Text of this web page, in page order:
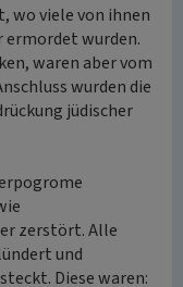
viele von ihnen
ermordet wurden.
waren aber vom
wurden die
jüdischer
zerstört. Alle
und
Diese waren: